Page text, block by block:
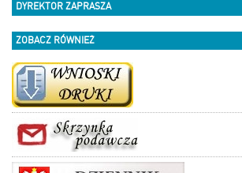
DYREKTOR ZAPRASZA
ZOBACZ RÓWNIEŻ